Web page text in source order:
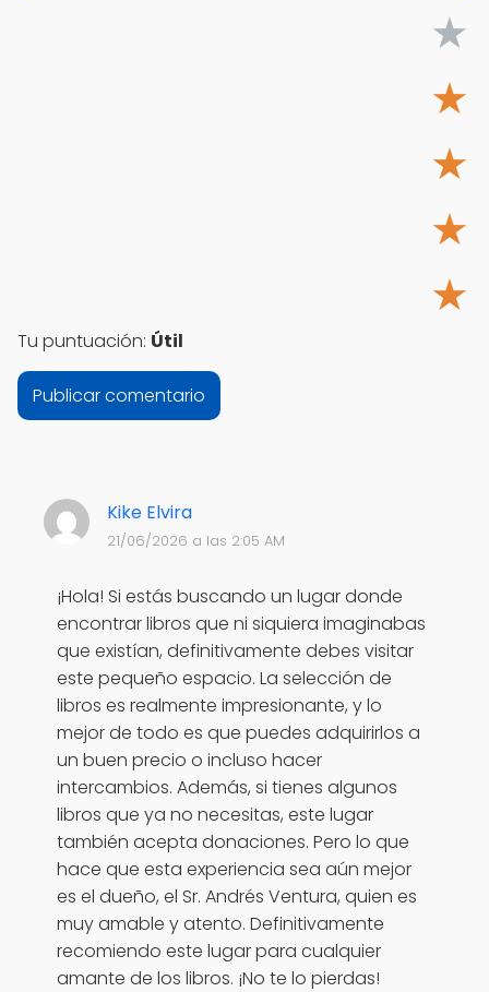
Kike Elvira
21/06/2026 a las 2:05 AM
¡Hola! Si estás buscando un lugar donde
encontrar libros que ni siquiera imaginabas
que existían, definitivamente debes visitar
este pequeño espacio. La selección de
libros es realmente impresionante, y lo
mejor de todo es que puedes adquirirlos a
un buen precio o incluso hacer
intercambios. Además, si tienes algunos
libros que ya no necesitas, este lugar
también acepta donaciones. Pero lo que
hace que esta experiencia sea aún mejor
es el dueño, el Sr. Andrés Ventura, quien es
muy amable y atento. Definitivamente
recomiendo este lugar para cualquier
amante de los libros. ¡No te lo pierdas!
★
★
★
★
★
Tu puntuación: Útil